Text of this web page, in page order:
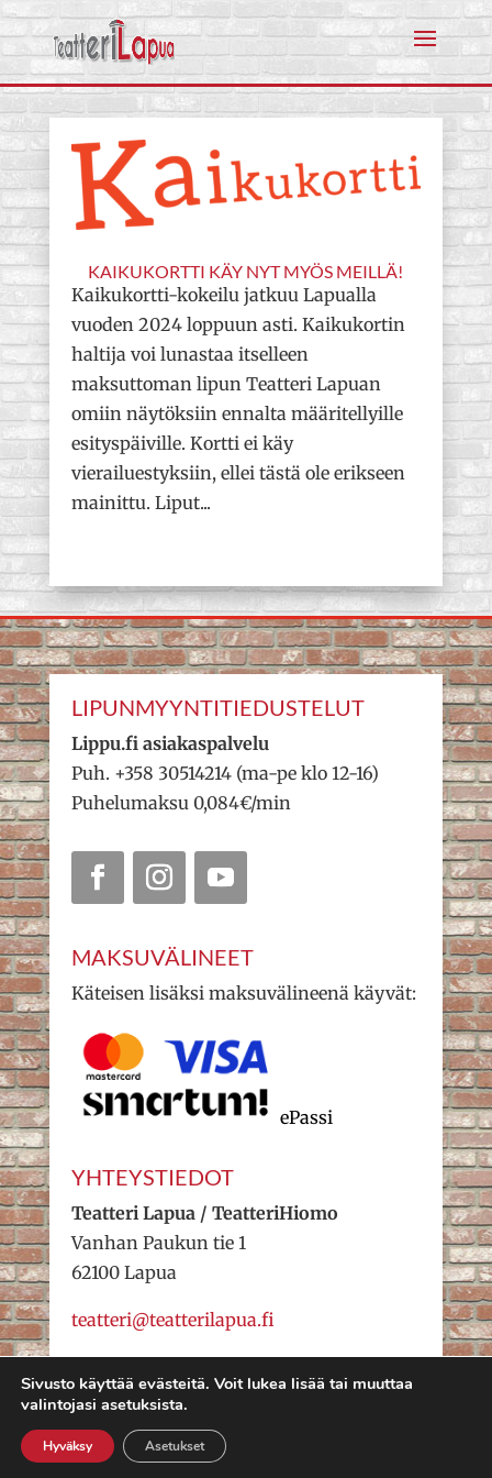
KAIKUKORTTI KÄY NYT MYÖS MEILLÄ!
Kaikukortti-kokeilu jatkuu Lapualla
vuoden 2024 loppuun asti. Kaikukortin
haltija voi lunastaa itselleen
maksuttoman lipun Teatteri Lapuan
omiin näytöksiin ennalta määritellyille
esityspäiville. Kortti ei käy
vierailuestyksiin, ellei tästä ole erikseen
mainittu. Liput...
LIPUNMYYNTITIEDUSTELUT
Lippu.fi asiakaspalvelu
Puh. +358 30514214 (ma-pe klo 12-16)
Puhelumaksu 0,084€/min
MAKSUVÄLINEET
Käteisen lisäksi maksuvälineenä käyvät:
ePassi
YHTEYSTIEDOT
Teatteri Lapua / TeatteriHiomo
Vanhan Paukun tie 1
62100 Lapua
teatteri@teatterilapua.fi
Teatteri Lapua 2022 – Valakia
Interactive Oy
Sivusto käyttää evästeitä. Voit lukea lisää tai muuttaa
valintojasi asetuksista.
Hyväksy Asetukset